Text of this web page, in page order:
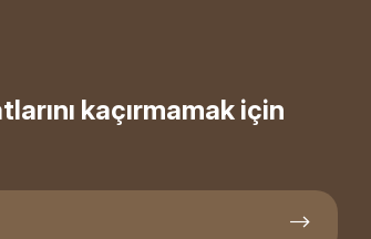
kaçırmamak için